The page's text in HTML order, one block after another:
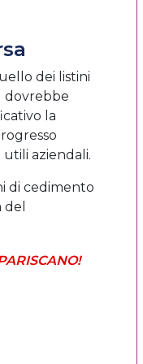
dei listini
dovrebbe
la
aziendali.
di cedimento